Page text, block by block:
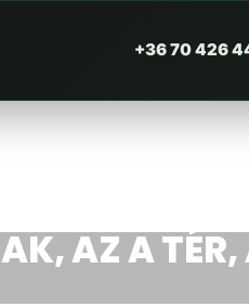
+36 70 426
AZ A